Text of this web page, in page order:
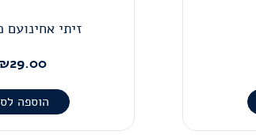
זיתי אחינועם
29.00
הוספה